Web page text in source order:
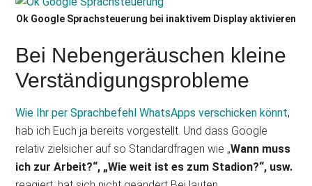
Ok Google Sprachsteuerung bei inaktivem Display aktivieren
Bei Nebengeräuschen kleine
Verständigungsprobleme
Wie Ihr per Sprachbefehl WhatsApps verschicken könnt,
hab ich Euch ja bereits vorgestellt. Und dass Google
relativ zielsicher auf so Standardfragen wie „Wann muss
ich zur Arbeit?“, „Wie weit ist es zum Stadion?“, usw.